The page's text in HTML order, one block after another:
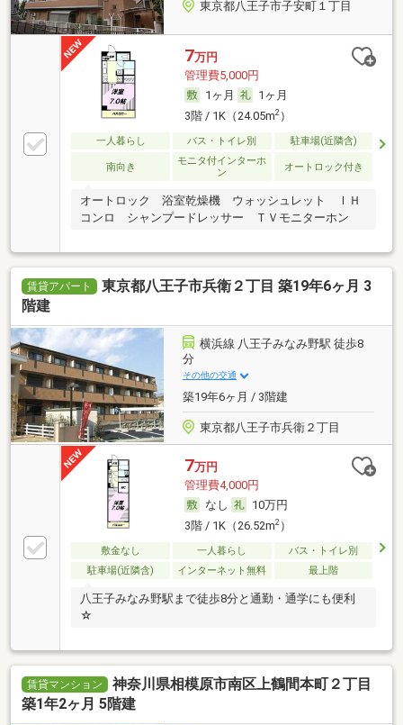
東京都八王子市子安町１丁目
7万円
管理費5,000円
1ヶ月
1ヶ月
3階 / 1K（24.05m2）
一人暮らし バス・トイレ別 駐車場(近隣含)
南向き
モニタ付インターホ
ン
オートロック付き
オートロック 浴室乾燥機 ウォッシュレット ＩＨ
コンロ シャンプードレッサー ＴＶモニターホン
賃貸アパート
東京都八王子市兵衛２丁目 築19年6ヶ月 3
階建
横浜線 八王子みなみ野駅 徒歩8
分
その他の交通
築19年6ヶ月 / 3階建
東京都八王子市兵衛２丁目
7万円
管理費4,000円
なし
10万円
3階 / 1K（26.52m2）
敷金なし 一人暮らし
バス・トイレ別
駐車場(近隣含)
インターネット無料 最上階
八王子みなみ野駅まで徒歩8分と通勤・通学にも便利
☆
賃貸マンション
神奈川県相模原市南区上鶴間本町２丁目
築1年2ヶ月 5階建